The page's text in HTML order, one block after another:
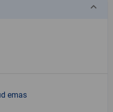
keyboard_arrow_down
emas